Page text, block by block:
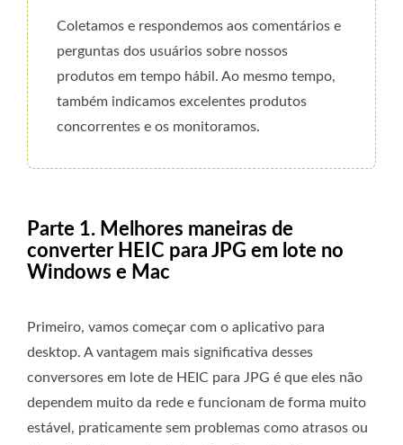
Coletamos e respondemos aos comentários e
perguntas dos usuários sobre nossos
produtos em tempo hábil. Ao mesmo tempo,
também indicamos excelentes produtos
concorrentes e os monitoramos.
Parte 1. Melhores maneiras de
converter HEIC para JPG em lote no
Windows e Mac
Primeiro, vamos começar com o aplicativo para
desktop. A vantagem mais significativa desses
conversores em lote de HEIC para JPG é que eles não
dependem muito da rede e funcionam de forma muito
estável, praticamente sem problemas como atrasos ou